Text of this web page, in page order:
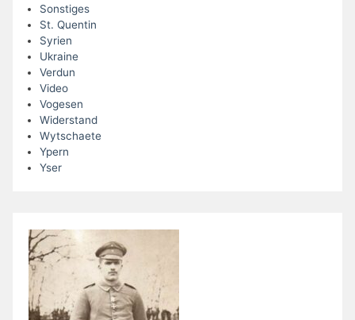
Sonstiges
St. Quentin
Syrien
Ukraine
Verdun
Video
Vogesen
Widerstand
Wytschaete
Ypern
Yser